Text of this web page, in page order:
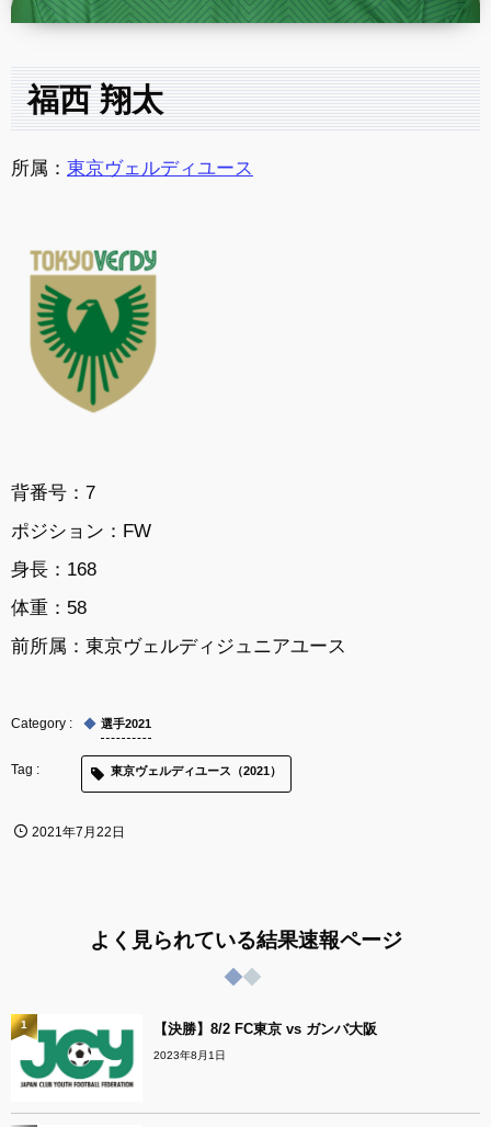
福西 翔太
所属： 東京ヴェルディユース
背番号：7
ポジション：FW
身長：168
体重：58
前所属：東京ヴェルディジュニアユース
選手2021
東京ヴェルディユース（2021）
2021年7月22日
よく見られている結果速報ページ
【決勝】8/2 FC東京 vs ガンバ大阪
2023年8月1日
1